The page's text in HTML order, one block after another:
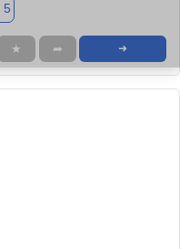
5
★ ➦ ➜